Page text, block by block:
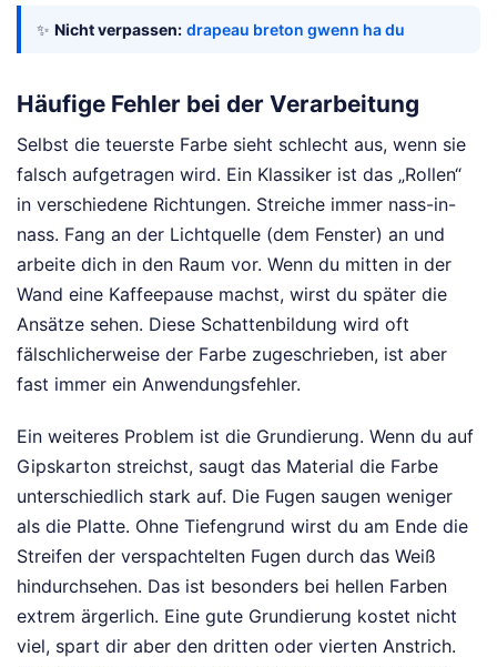
✨ Nicht verpassen: drapeau breton gwenn ha du
Häufige Fehler bei der Verarbeitung
Selbst die teuerste Farbe sieht schlecht aus, wenn sie
falsch aufgetragen wird. Ein Klassiker ist das „Rollen“
in verschiedene Richtungen. Streiche immer nass-in-
nass. Fang an der Lichtquelle (dem Fenster) an und
arbeite dich in den Raum vor. Wenn du mitten in der
Wand eine Kaffeepause machst, wirst du später die
Ansätze sehen. Diese Schattenbildung wird oft
fälschlicherweise der Farbe zugeschrieben, ist aber
fast immer ein Anwendungsfehler.
Ein weiteres Problem ist die Grundierung. Wenn du auf
Gipskarton streichst, saugt das Material die Farbe
unterschiedlich stark auf. Die Fugen saugen weniger
als die Platte. Ohne Tiefengrund wirst du am Ende die
Streifen der verspachtelten Fugen durch das Weiß
hindurchsehen. Das ist besonders bei hellen Farben
extrem ärgerlich. Eine gute Grundierung kostet nicht
viel, spart dir aber den dritten oder vierten Anstrich.